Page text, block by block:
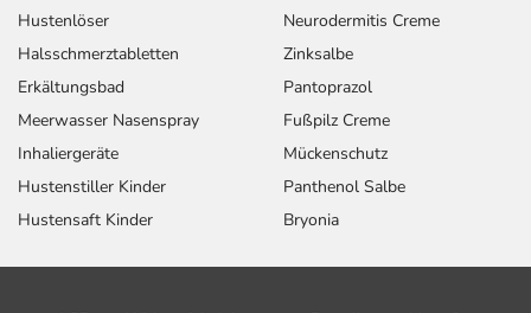
Hustenlöser
Halsschmerztabletten
Erkältungsbad
Meerwasser Nasenspray
Inhaliergeräte
Hustenstiller Kinder
Hustensaft Kinder
Neurodermitis Creme
Zinksalbe
Pantoprazol
Fußpilz Creme
Mückenschutz
Panthenol Salbe
Bryonia